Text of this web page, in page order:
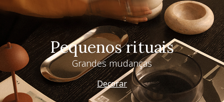
Pequenos rituais
Grandes mudanças
Decorar